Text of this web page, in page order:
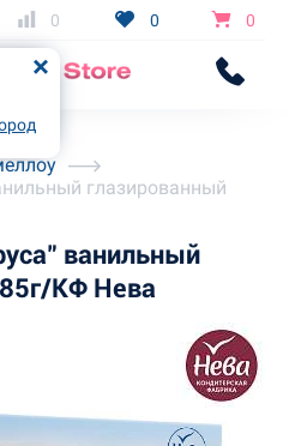
0 0 0
глазированный
ванильный
КФ Нева